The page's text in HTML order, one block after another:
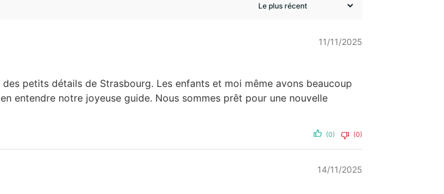
11/11/2025
petits détails de Strasbourg. Les enfants et moi même avons beaucoup
entendre notre joyeuse guide. Nous sommes prêt pour une nouvelle
(0) (0)
14/11/2025